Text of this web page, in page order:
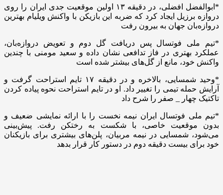
*ابوالفضل افضلی، در دقیقه ۱۳ اولین موقعیت جدی ایران را روی
دروازه برزیل ایجاد کرد که ضربه این بازیکن با واکنش ویلیام بهترین
دروازه‌بان جهان به بیرون رفت
*تیم ملی فوتسال پس دریافت گل دوم و تعویض دروازه‌بان،
عملکرد بهتری در فاز تدافعی نشان داده و سعید مومنی با چندین
واکنش خود، مانع از گل‌های بیشتر شده است
*وحید شمسایی، بالاخره و در دقیقه ۱۷ تایم استراحت گرفت و
آرایش حمله تیمی را تغییر داد. او در تایم استراحت نحوه پیاده کردن
تاکتیک چهار _ صفر را شرح داد
*تیم ملی فوتسال ایران نیمه نخست را با ارائه نمایشی ضعیف و
بدون موقعیت خاصی، با شکست به رختکن رفت. پیش‌بینی
می‌شود، شمسایی در نیمه مربیان، پلن‌های بیشتری برای بازیکنان
خود برای بیست دقیقه دوم در دستور کار قرار بدهد